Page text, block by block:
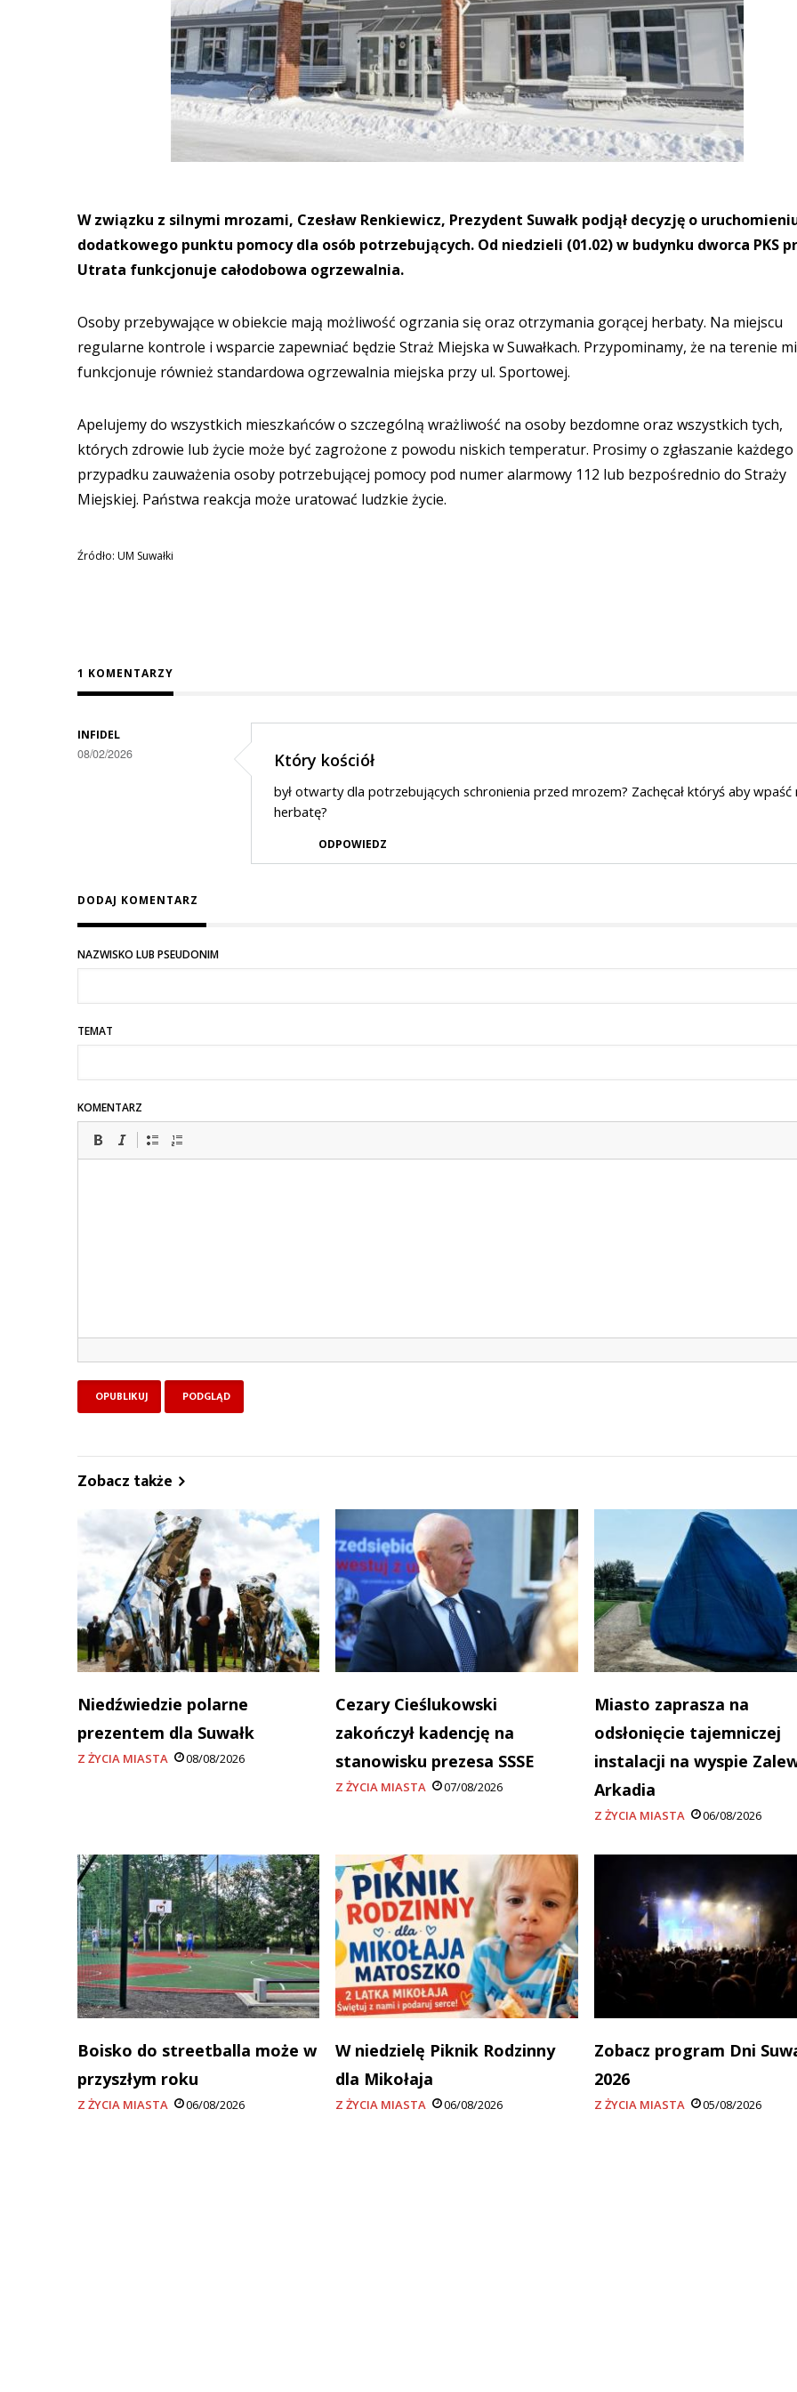
W związku z silnymi mrozami, Czesław Renkiewicz, Prezydent Suwałk podjął decyzję o
dodatkowego punktu pomocy dla osób potrzebujących. Od niedzieli (01.02) w budynku dworca PKS
Utrata funkcjonuje całodobowa ogrzewalnia.
Osoby przebywające w obiekcie mają możliwość ogrzania się oraz otrzymania gorącej herbaty. Na miejscu
regularne kontrole i wsparcie zapewniać będzie Straż Miejska w Suwałkach. Przypominamy, że na terenie
funkcjonuje również standardowa ogrzewalnia miejska przy ul. Sportowej.
Apelujemy do wszystkich mieszkańców o szczególną wrażliwość na osoby bezdomne oraz wszystkich tych,
których zdrowie lub życie może być zagrożone z powodu niskich temperatur. Prosimy o zgłaszanie każdego
przypadku zauważenia osoby potrzebującej pomocy pod numer alarmowy 112 lub bezpośrednio do Straży
Miejskiej. Państwa reakcja może uratować ludzkie życie.
Źródło: UM Suwałki
1 KOMENTARZY
INFIDEL
08/02/2026 Który kościół
był otwarty dla potrzebujących schronienia przed mrozem? Zachęcał któryś aby wpaść
herbatę?
ODPOWIEDZ
DODAJ KOMENTARZ
NAZWISKO LUB PSEUDONIM
TEMAT
KOMENTARZ
Zobacz także
Niedźwiedzie polarne
prezentem dla Suwałk
Z ŻYCIA MIASTA 08/08/2026
Cezary Cieślukowski
zakończył kadencję na
stanowisku prezesa SSSE
Z ŻYCIA MIASTA 07/08/2026
Miasto zaprasza na
odsłonięcie tajemniczej
instalacji na wyspie
Arkadia
Z ŻYCIA MIASTA 06/08/2026
Boisko do streetballa może w
przyszłym roku
Z ŻYCIA MIASTA 06/08/2026
W niedzielę Piknik Rodzinny
dla Mikołaja
Z ŻYCIA MIASTA 06/08/2026
Zobacz program Dni
2026
Z ŻYCIA MIASTA 05/08/2026